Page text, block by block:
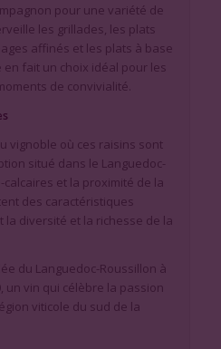
pour une variété de
les grillades, les plats
affinés et les plats à base
en fait un choix idéal pour les
de convivialité.
vignoble où ces raisins sont
situé dans le Languedoc-
calcaires et la proximité de la
des caractéristiques
la diversité et la richesse de la
du Languedoc-Roussillon à
un vin qui célèbre la passion
viticole du sud de la